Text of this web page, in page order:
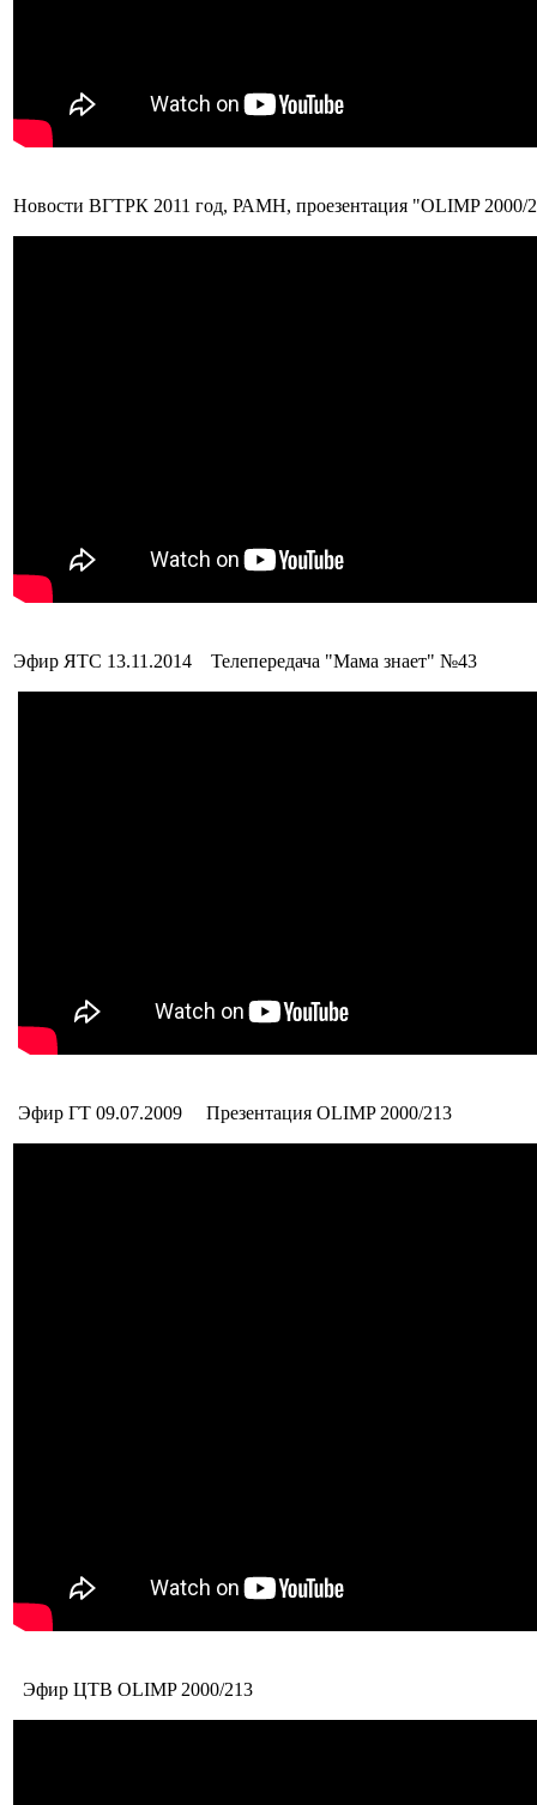
Новости ВГТРК 2011 год, РАМН, проезентация "OLIMP 2000/
Эфир ЯТС 13.11.2014 Телепередача "Мама знает" №43
Эфир ГТ 09.07.2009 Презентация OLIMP 2000/213
Эфир ЦТВ OLIMP 2000/213